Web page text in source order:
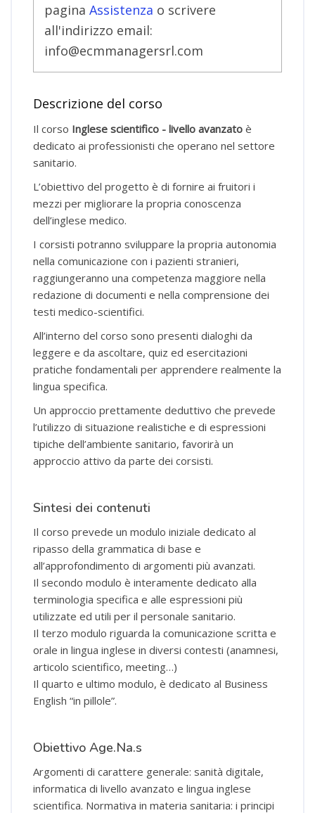
pagina Assistenza o scrivere
all'indirizzo email:
info@ecmmanagersrl.com
Descrizione del corso
Il corso Inglese scientifico - livello avanzato è
dedicato ai professionisti che operano nel settore
sanitario.
L’obiettivo del progetto è di fornire ai fruitori i
mezzi per migliorare la propria conoscenza
dell’inglese medico.
I corsisti potranno sviluppare la propria autonomia
nella comunicazione con i pazienti stranieri,
raggiungeranno una competenza maggiore nella
redazione di documenti e nella comprensione dei
testi medico-scientifici.
All’interno del corso sono presenti dialoghi da
leggere e da ascoltare, quiz ed esercitazioni
pratiche fondamentali per apprendere realmente la
lingua specifica.
Un approccio prettamente deduttivo che prevede
l’utilizzo di situazione realistiche e di espressioni
tipiche dell’ambiente sanitario, favorirà un
approccio attivo da parte dei corsisti.
Sintesi dei contenuti
Il corso prevede un modulo iniziale dedicato al
ripasso della grammatica di base e
all’approfondimento di argomenti più avanzati.
Il secondo modulo è interamente dedicato alla
terminologia specifica e alle espressioni più
utilizzate ed utili per il personale sanitario.
Il terzo modulo riguarda la comunicazione scritta e
orale in lingua inglese in diversi contesti (anamnesi,
articolo scientifico, meeting…)
Il quarto e ultimo modulo, è dedicato al Business
English “in pillole”.
Obiettivo Age.Na.s
Argomenti di carattere generale: sanità digitale,
informatica di livello avanzato e lingua inglese
scientifica. Normativa in materia sanitaria: i principi